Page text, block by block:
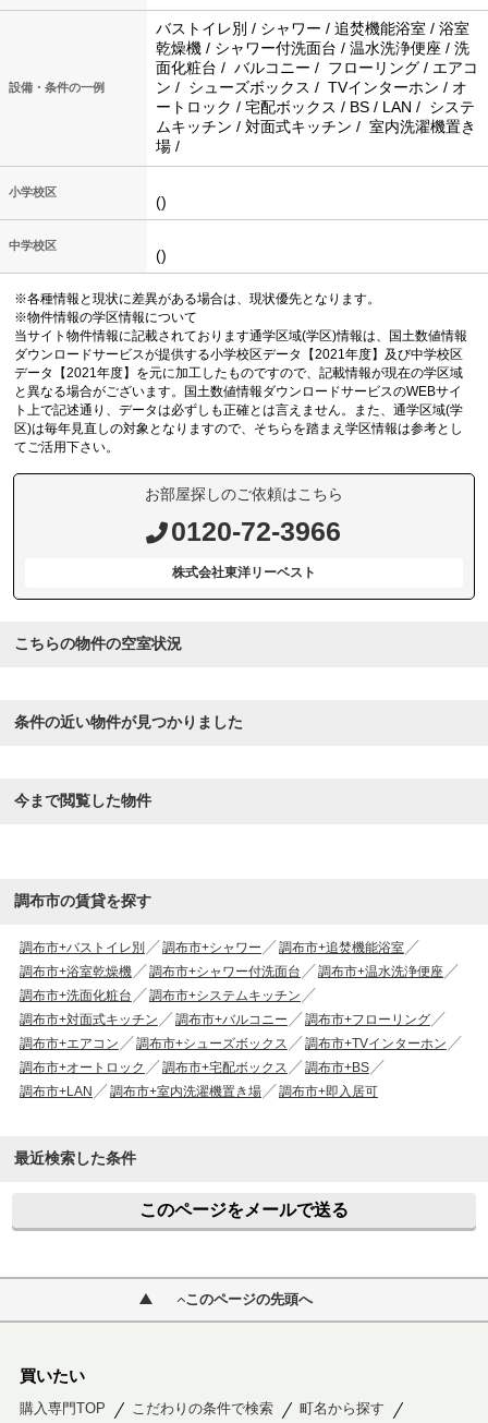
設備・条件の一例
バストイレ別 / シャワー / 追焚機能浴室 / 浴室
乾燥機 / シャワー付洗面台 / 温水洗浄便座 / 洗
面化粧台 / バルコニー / フローリング / エアコ
ン / シューズボックス / TVインターホン / オ
ートロック / 宅配ボックス / BS / LAN / システ
ムキッチン / 対面式キッチン / 室内洗濯機置き
場 /
小学校区
()
中学校区
()
※各種情報と現状に差異がある場合は、現状優先となります。
※物件情報の学区情報について
当サイト物件情報に記載されております通学区域(学区)情報は、国土数値情報
ダウンロードサービスが提供する小学校区データ【2021年度】及び中学校区
データ【2021年度】を元に加工したものですので、記載情報が現在の学区域
と異なる場合がございます。国土数値情報ダウンロードサービスのWEBサイ
ト上で記述通り、データは必ずしも正確とは言えません。また、通学区域(学
区)は毎年見直しの対象となりますので、そちらを踏まえ学区情報は参考とし
てご活用下さい。
お部屋探しのご依頼はこちら
0120-72-3966
株式会社東洋リーベスト
こちらの物件の空室状況
条件の近い物件が見つかりました
今まで閲覧した物件
調布市の賃貸を探す
調布市+バストイレ別 調布市+シャワー
調布市+追焚機能浴室
調布市+浴室乾燥機
調布市+シャワー付洗面台
調布市+温水洗浄便座
調布市+洗面化粧台
調布市+システムキッチン
調布市+対面式キッチン
調布市+バルコニー
調布市+フローリング
調布市+エアコン
調布市+シューズボックス
調布市+TVインターホン
調布市+オートロック
調布市+宅配ボックス
調布市+BS
調布市+LAN
調布市+室内洗濯機置き場 調布市+即入居可
最近検索した条件
このページをメールで送る
このページの先頭へ
買いたい
購入専門TOP こだわりの条件で検索
町名から探す